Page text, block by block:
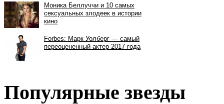
Популярные звезды